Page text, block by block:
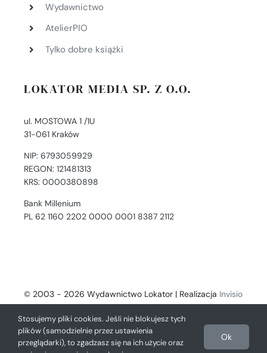
Wydawnictwo
AtelierPIO
Tylko dobre książki
LOKATOR MEDIA SP. Z O.O.
ul. MOSTOWA 1 /1U
31-061 Kraków
NIP: 6793059929
REGON: 121481313
KRS: 0000380898
Bank Millenium
PL 62 1160 2202 0000 0001 8387 2112
© 2003 - 2026 Wydawnictwo Lokator | Realizacja Invisio
- Digital Solutions
Stosujemy pliki cookies. Jeśli nie blokujesz tych
plików (samodzielnie przez ustawienia
przeglądarki), to zgadzasz się na ich użycie oraz
Ok